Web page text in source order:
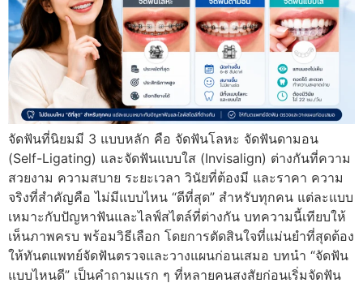
จัดฟันที่นิยมมี 3 แบบหลัก คือ จัดฟันโลหะ จัดฟันดามอน
(Self-Ligating) และจัดฟันแบบใส (Invisalign) ต่างกันที่ความ
สวยงาม ความสบาย ระยะเวลา วินัยที่ต้องมี และราคา ความ
จริงที่สำคัญคือ ไม่มีแบบไหน “ดีที่สุด” สำหรับทุกคน แต่ละแบบ
เหมาะกับปัญหาฟันและไลฟ์สไตล์ที่ต่างกัน บทความนี้เทียบให้
เห็นภาพครบ พร้อมวิธีเลือก โดยการตัดสินใจที่แม่นยำที่สุดต้อง
ให้ทันตแพทย์จัดฟันตรวจและวางแผนก่อนเสมอ บทนำ “จัดฟัน
แบบไหนดี” เป็นคำถามแรก ๆ ที่หลายคนสงสัยก่อนเริ่มจัดฟัน